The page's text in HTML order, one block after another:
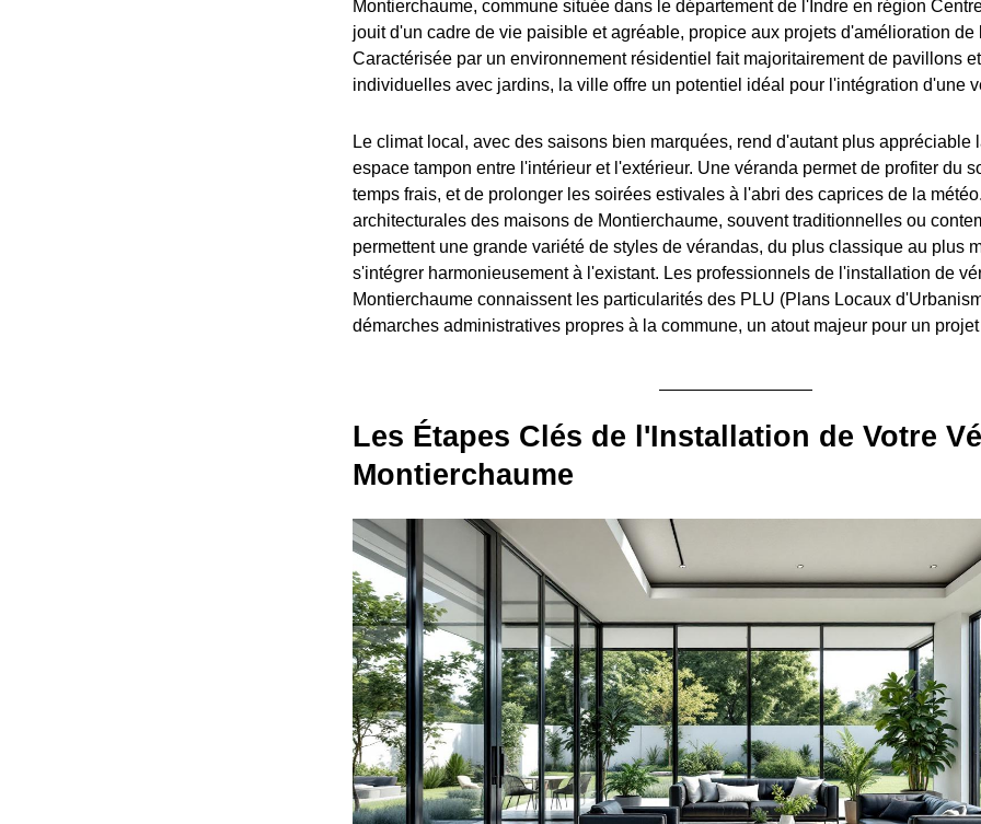
Montierchaume, commune située dans le département de l'Indre en région
jouit d'un cadre de vie paisible et agréable, propice aux projets d'amélioration de
Caractérisée par un environnement résidentiel fait majoritairement de pavillons
individuelles avec jardins, la ville offre un potentiel idéal pour l'intégration d'une
Le climat local, avec des saisons bien marquées, rend d'autant plus appréciable
espace tampon entre l'intérieur et l'extérieur. Une véranda permet de profiter du
temps frais, et de prolonger les soirées estivales à l'abri des caprices de la
architecturales des maisons de Montierchaume, souvent traditionnelles ou
permettent une grande variété de styles de vérandas, du plus classique au plus
s'intégrer harmonieusement à l'existant. Les professionnels de l'installation de
Montierchaume connaissent les particularités des PLU (Plans Locaux
démarches administratives propres à la commune, un atout majeur pour un
Les Étapes Clés de l'Installation de Votre
Montierchaume